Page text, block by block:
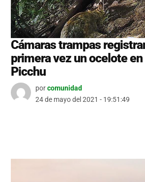
Cámaras trampas
primera vez un ocelote
Picchu
porcomunidad
24 de mayo del 2021 - 19:51:49